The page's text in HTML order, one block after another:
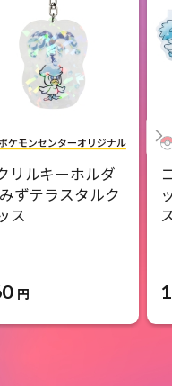
リルキーホルダ
ずテラスタルク
ス
円